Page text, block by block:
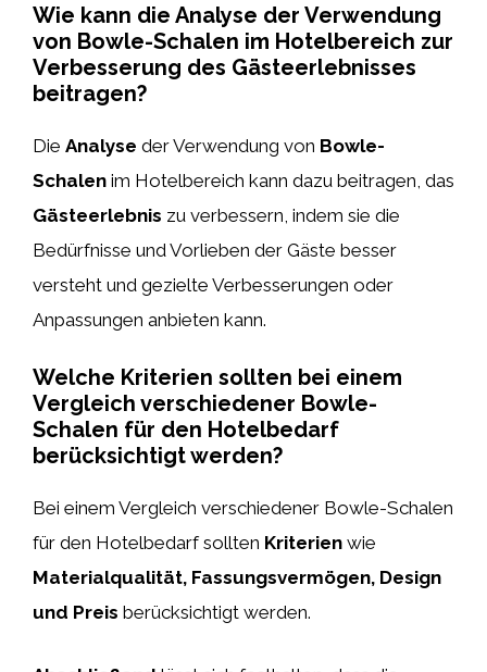
Wie kann die Analyse der Verwendung
von Bowle-Schalen im Hotelbereich zur
Verbesserung des Gästeerlebnisses
beitragen?
Die Analyse der Verwendung von Bowle-
Schalen im Hotelbereich kann dazu beitragen, das
Gästeerlebnis zu verbessern, indem sie die
Bedürfnisse und Vorlieben der Gäste besser
versteht und gezielte Verbesserungen oder
Anpassungen anbieten kann.
Welche Kriterien sollten bei einem
Vergleich verschiedener Bowle-
Schalen für den Hotelbedarf
berücksichtigt werden?
Bei einem Vergleich verschiedener Bowle-Schalen
für den Hotelbedarf sollten Kriterien wie
Materialqualität, Fassungsvermögen, Design
und Preis berücksichtigt werden.